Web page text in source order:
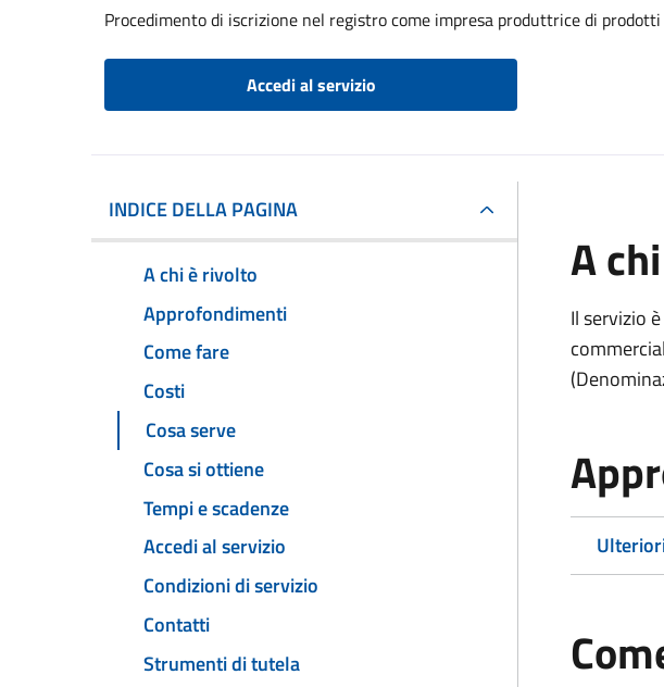
Procedimento di iscrizione nel registro come impresa produttrice di prodotti
Accedi al servizio
INDICE DELLA PAGINA
A chi è rivolto
Approfondimenti
Come fare
Costi
Cosa serve
Cosa si ottiene
Tempi e scadenze
Accedi al servizio
Condizioni di servizio
Contatti
Strumenti di tutela
A
Il servizio